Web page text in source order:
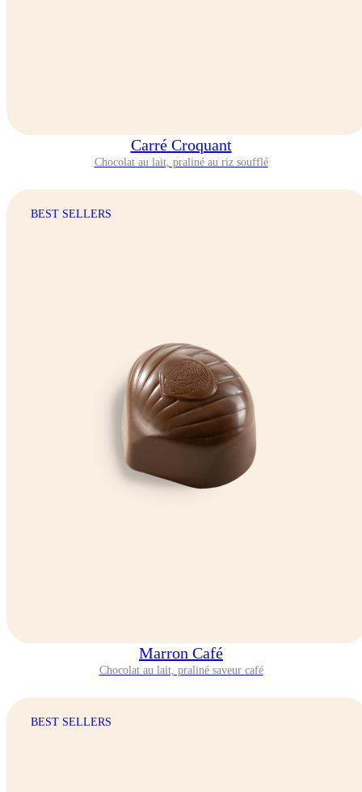
Carré Croquant
Chocolat au lait, praliné au riz soufflé
BEST SELLERS
Marron Café
Chocolat au lait, praliné saveur café
BEST SELLERS